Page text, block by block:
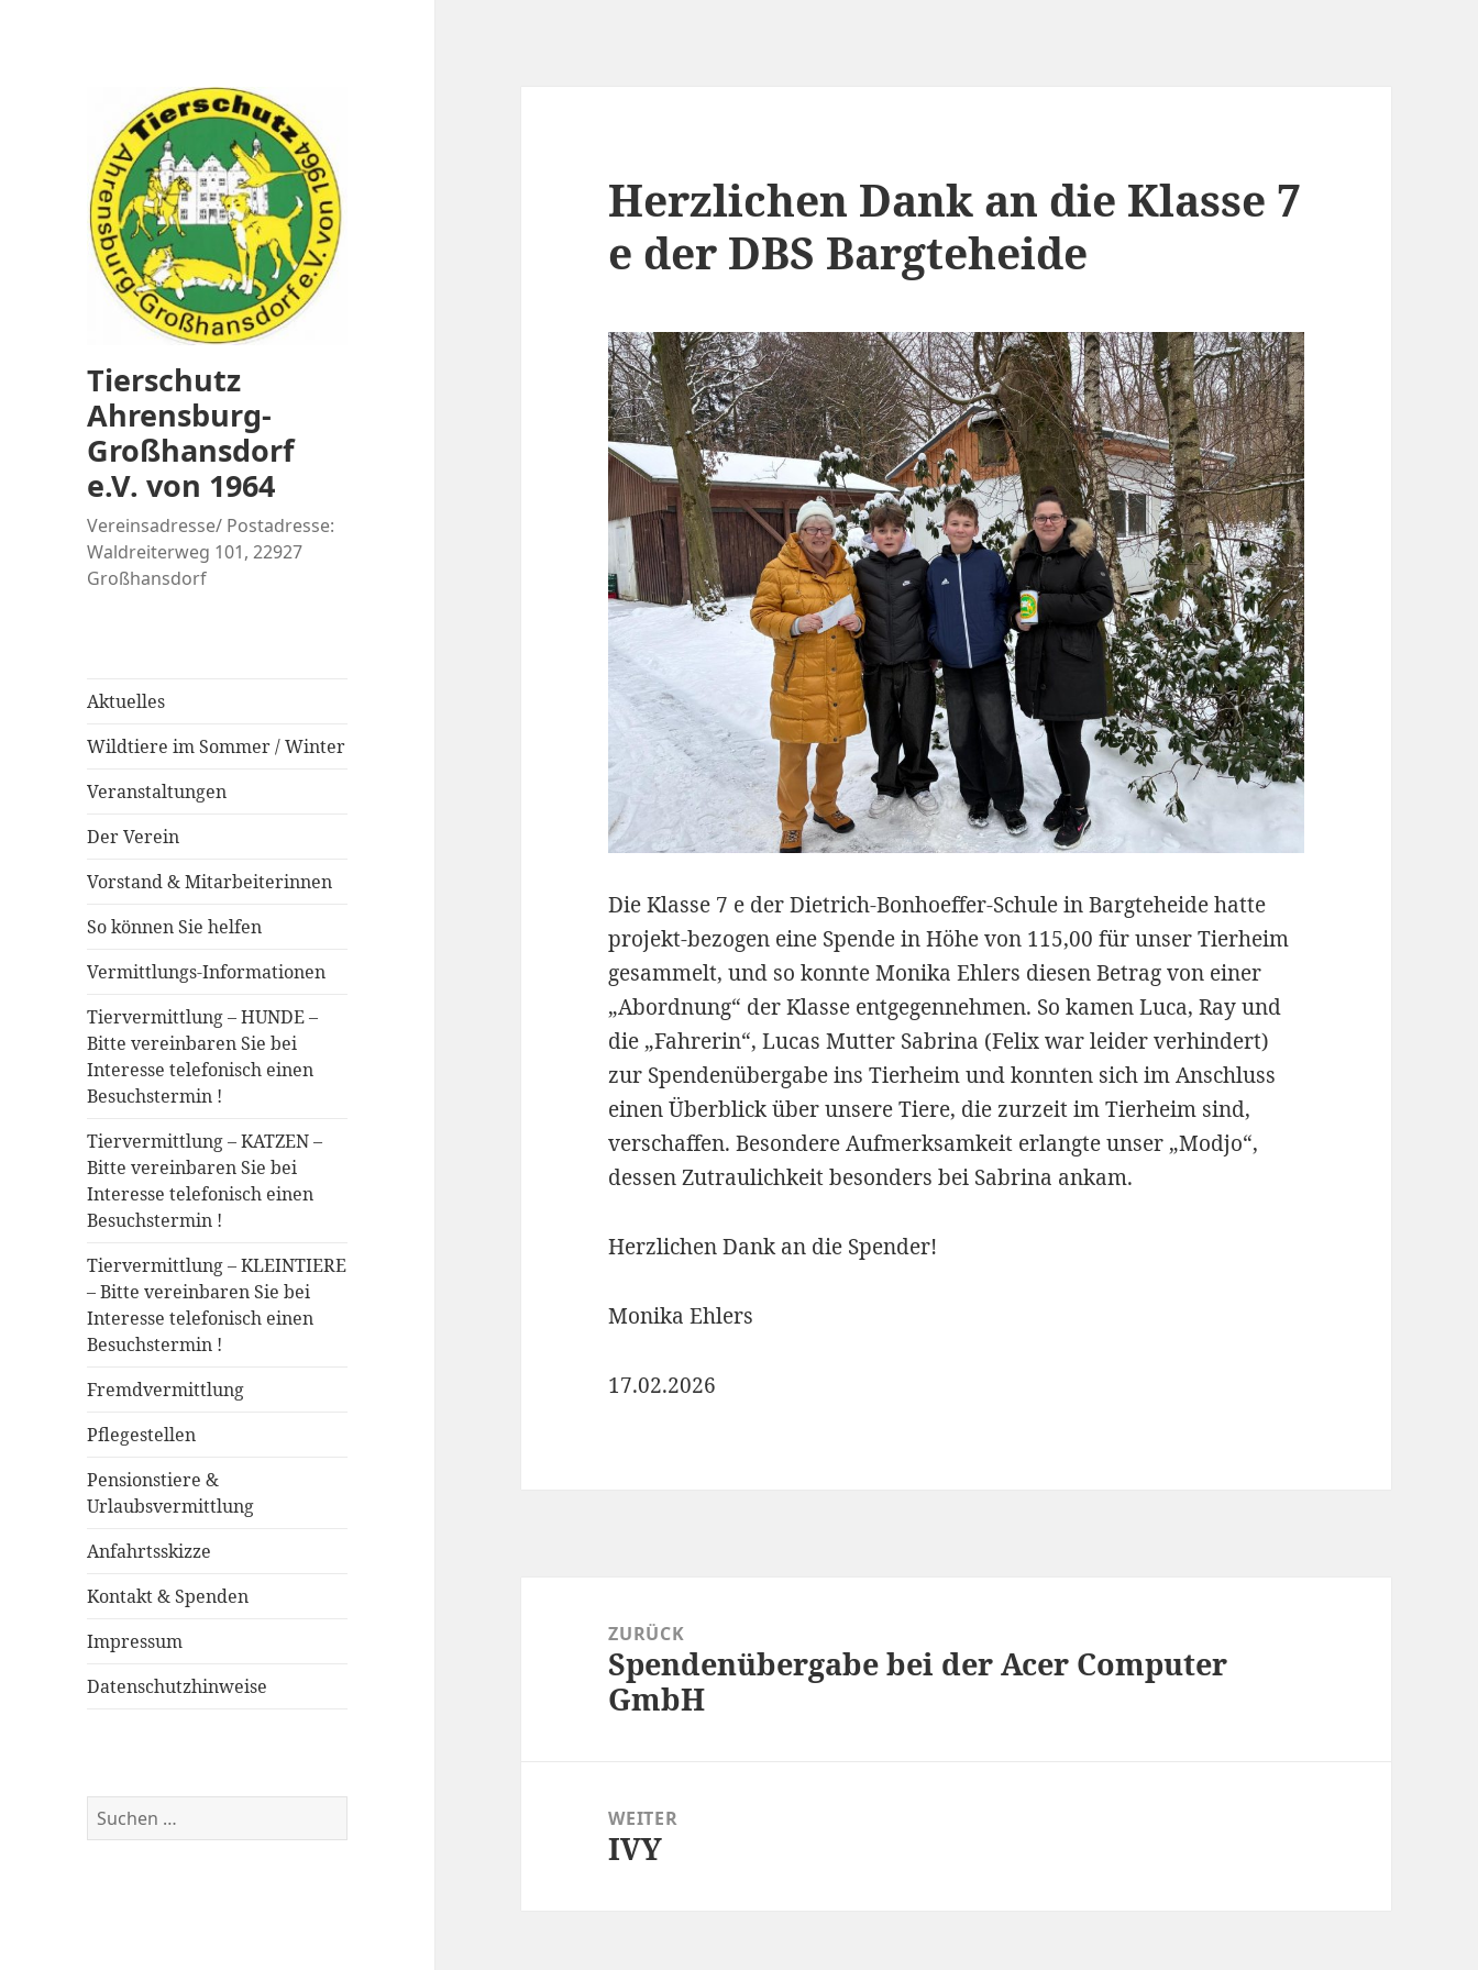
Tierschutz
Ahrensburg-
Großhansdorf
e.V. von 1964
Vereinsadresse/ Postadresse:
Waldreiterweg 101, 22927
Großhansdorf
Aktuelles
Wildtiere im Sommer / Winter
Veranstaltungen
Der Verein
Vorstand & Mitarbeiterinnen
So können Sie helfen
Vermittlungs-Informationen
Tiervermittlung – HUNDE –
Bitte vereinbaren Sie bei
Interesse telefonisch einen
Besuchstermin !
Tiervermittlung – KATZEN –
Bitte vereinbaren Sie bei
Interesse telefonisch einen
Besuchstermin !
Tiervermittlung – KLEINTIERE
– Bitte vereinbaren Sie bei
Interesse telefonisch einen
Besuchstermin !
Fremdvermittlung
Pflegestellen
Pensionstiere &
Urlaubsvermittlung
Anfahrtsskizze
Kontakt & Spenden
Impressum
Datenschutzhinweise
Suchen
nach:
Herzlichen Dank an die Klasse 7
e der DBS Bargteheide
Die Klasse 7 e der Dietrich-Bonhoeffer-Schule in Bargteheide hatte
projekt-bezogen eine Spende in Höhe von 115,00 für unser Tierheim
gesammelt, und so konnte Monika Ehlers diesen Betrag von einer
„Abordnung“ der Klasse entgegennehmen. So kamen Luca, Ray und
die „Fahrerin“, Lucas Mutter Sabrina (Felix war leider verhindert)
zur Spendenübergabe ins Tierheim und konnten sich im Anschluss
einen Überblick über unsere Tiere, die zurzeit im Tierheim sind,
verschaffen. Besondere Aufmerksamkeit erlangte unser „Modjo“,
dessen Zutraulichkeit besonders bei Sabrina ankam.
Herzlichen Dank an die Spender!
Monika Ehlers
17.02.2026
ZURÜCK
Vorheriger
Beitrag:
Spendenübergabe bei der Acer Computer
GmbH
WEITER
Nächster
IVY